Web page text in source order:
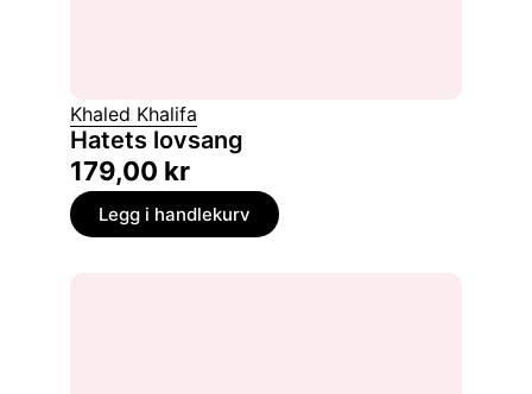
Khaled Khalifa
Hatets lovsang
179,00 kr
Legg i handlekurv